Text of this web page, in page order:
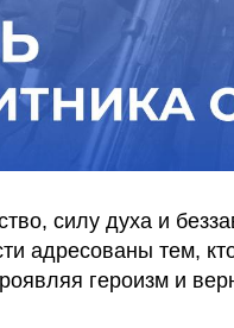
силу духа и
адресованы тем,
героизм и